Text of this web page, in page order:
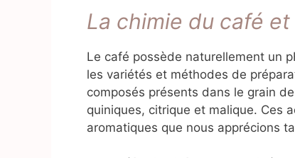
La chimie du café
Le café possède naturellement un
les variétés et méthodes de
composés présents dans le grain
quiniques, citrique et malique. Ces
aromatiques que nous apprécions